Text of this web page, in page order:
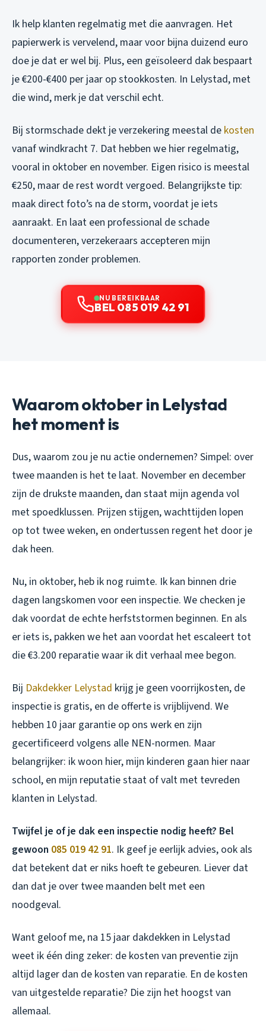
Ik help klanten regelmatig met die aanvragen. Het
papierwerk is vervelend, maar voor bijna duizend euro
doe je dat er wel bij. Plus, een geïsoleerd dak bespaart
je €200-€400 per jaar op stookkosten. In Lelystad, met
die wind, merk je dat verschil echt.
Bij stormschade dekt je verzekering meestal de kosten
vanaf windkracht 7. Dat hebben we hier regelmatig,
vooral in oktober en november. Eigen risico is meestal
€250, maar de rest wordt vergoed. Belangrijkste tip:
maak direct foto’s na de storm, voordat je iets
aanraakt. En laat een professional de schade
documenteren, verzekeraars accepteren mijn
rapporten zonder problemen.
NU BEREIKBAAR
BEL 085 019 42 91
Waarom oktober in Lelystad
het moment is
Dus, waarom zou je nu actie ondernemen? Simpel: over
twee maanden is het te laat. November en december
zijn de drukste maanden, dan staat mijn agenda vol
met spoedklussen. Prijzen stijgen, wachttijden lopen
op tot twee weken, en ondertussen regent het door je
dak heen.
Nu, in oktober, heb ik nog ruimte. Ik kan binnen drie
dagen langskomen voor een inspectie. We checken je
dak voordat de echte herfststormen beginnen. En als
er iets is, pakken we het aan voordat het escaleert tot
die €3.200 reparatie waar ik dit verhaal mee begon.
Bij Dakdekker Lelystad krijg je geen voorrijkosten, de
inspectie is gratis, en de offerte is vrijblijvend. We
hebben 10 jaar garantie op ons werk en zijn
gecertificeerd volgens alle NEN-normen. Maar
belangrijker: ik woon hier, mijn kinderen gaan hier naar
school, en mijn reputatie staat of valt met tevreden
klanten in Lelystad.
Twijfel je of je dak een inspectie nodig heeft? Bel
gewoon 085 019 42 91. Ik geef je eerlijk advies, ook als
dat betekent dat er niks hoeft te gebeuren. Liever dat
dan dat je over twee maanden belt met een
noodgeval.
Want geloof me, na 15 jaar dakdekken in Lelystad
weet ik één ding zeker: de kosten van preventie zijn
altijd lager dan de kosten van reparatie. En de kosten
van uitgestelde reparatie? Die zijn het hoogst van
allemaal.